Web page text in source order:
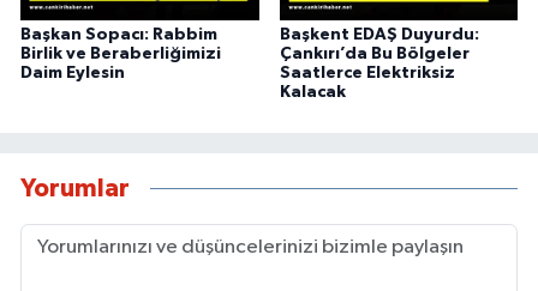
Başkan Sopacı: Rabbim
Birlik ve Beraberliğimizi
Daim Eylesin
Başkent EDAŞ Duyurdu:
Çankırı’da Bu Bölgeler
Saatlerce Elektriksiz
Kalacak
Yorumlar